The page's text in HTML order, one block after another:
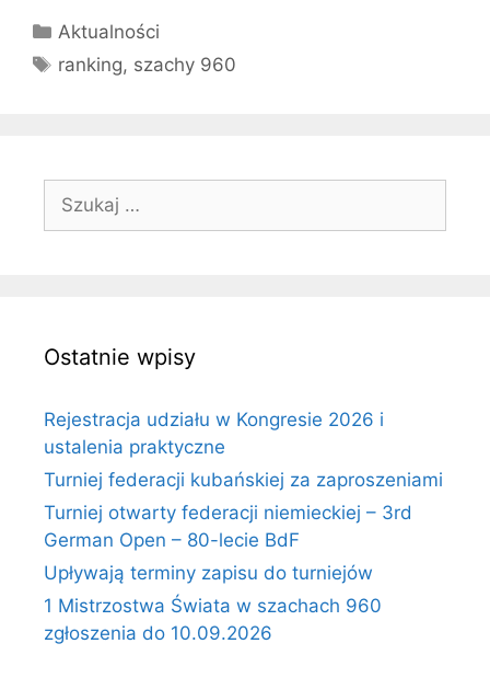
Kategorie
Aktualności
Tagi
ranking, szachy 960
Ostatnie wpisy
Rejestracja udziału w Kongresie 2026 i
ustalenia praktyczne
Turniej federacji kubańskiej za zaproszeniami
Turniej otwarty federacji niemieckiej – 3rd
German Open – 80-lecie BdF
Upływają terminy zapisu do turniejów
1 Mistrzostwa Świata w szachach 960
zgłoszenia do 10.09.2026